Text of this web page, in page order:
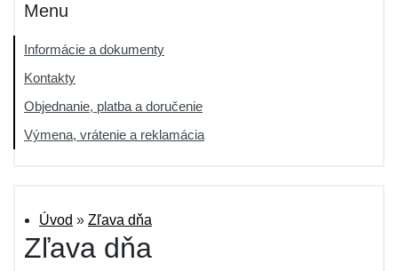
Menu
Informácie a dokumenty
Kontakty
Objednanie, platba a doručenie
Výmena, vrátenie a reklamácia
Úvod » Zľava dňa
Zľava dňa